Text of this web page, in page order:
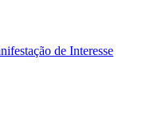
de Interesse